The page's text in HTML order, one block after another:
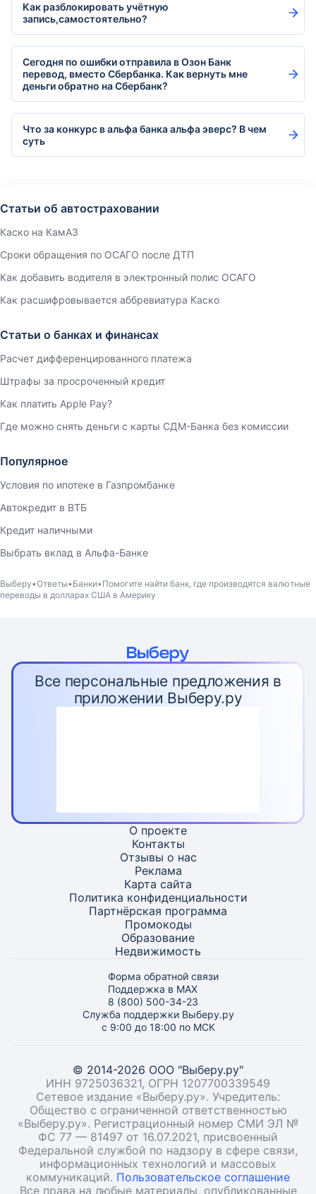
Как разблокировать учётную
запись,самостоятельно?
Сегодня по ошибки отправила в Озон Банк
перевод, вместо Сбербанка. Как вернуть мне
деньги обратно на Сбербанк?
Что за конкурс в альфа банка альфа эверс? В чем
суть
Статьи об автостраховании
Каско на КамАЗ
Сроки обращения по ОСАГО после ДТП
Как добавить водителя в электронный полис ОСАГО
Как расшифровывается аббревиатура Каско
Статьи о банках и финансах
Расчет дифференцированного платежа
Штрафы за просроченный кредит
Как платить Apple Pay?
Где можно снять деньги с карты СДМ-Банка без комиссии
Популярное
Условия по ипотеке в Газпромбанке
Автокредит в ВТБ
Кредит наличными
Выбрать вклад в Альфа-Банке
Выберу Ответы Банки Помогите найти банк, где производятся валютные
переводы в долларах США в Америку
Все персональные предложения в
приложении Выберу.ру
О проекте
Контакты
Отзывы о нас
Реклама
Карта сайта
Политика конфиденциальности
Партнёрская программа
Промокоды
Образование
Недвижимость
Форма обратной связи
Поддержка в MAX
8 (800) 500-34-23
Служба поддержки Выберу.ру
с 9:00 до 18:00 по МСК
© 2014-2026 ООО "Выберу.ру"
ИНН 9725036321, ОГРН 1207700339549
Сетевое издание «Выберу.ру». Учредитель:
Общество с ограниченной ответственностью
«Выберу.ру». Регистрационный номер СМИ ЭЛ №
ФС 77 — 81497 от 16.07.2021, присвоенный
Федеральной службой по надзору в сфере связи,
информационных технологий и массовых
коммуникаций. Пользовательское соглашение
Все права на любые материалы, опубликованные